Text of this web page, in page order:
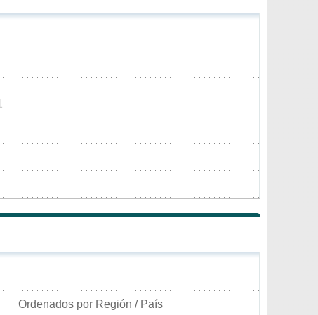
Ordenados por Región / País